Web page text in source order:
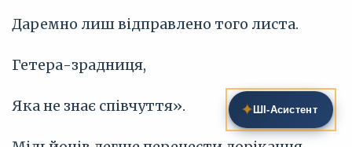
Даремно лиш відправлено того листа.
Гетера-зрадниця,
Яка не знає співчуття». ✦ ШІ‑Асистент